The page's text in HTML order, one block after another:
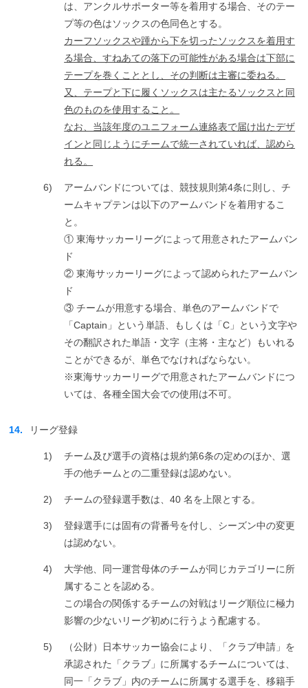
は、アンクルサポーター等を着用する場合、そのテー
プ等の色はソックスの色同色とする。
カーフソックスや踵から下を切ったソックスを着用す
る場合、すねあての落下の可能性がある場合は下部に
テープを巻くこととし、その判断は主審に委ねる。
又、テープと下に履くソックスは主たるソックスと同
色のものを使用すること。
なお、当該年度のユニフォーム連絡表で届け出たデザ
インと同じようにチームで統一されていれば、認めら
れる。
6)
アームバンドについては、競技規則第4条に則し、チ
ームキャプテンは以下のアームバンドを着用するこ
と。
① 東海サッカーリーグによって用意されたアームバン
ド
② 東海サッカーリーグによって認められたアームバン
ド
③ チームが用意する場合、単色のアームバンドで
「Captain」という単語、もしくは「C」という文字や
その翻訳された単語・文字（主将・主など）もいれる
ことができるが、単色でなければならない。
※東海サッカーリーグで用意されたアームバンドにつ
いては、各種全国大会での使用は不可。
14. リーグ登録
1)
チーム及び選手の資格は規約第6条の定めのほか、選
手の他チームとの二重登録は認めない。
2) チームの登録選手数は、40 名を上限とする。
3)
登録選手には固有の背番号を付し、シーズン中の変更
は認めない。
4)
大学他、同一運営母体のチームが同じカテゴリーに所
属することを認める。
この場合の関係するチームの対戦はリーグ順位に極力
影響の少ないリーグ初めに行うよう配慮する。
5)
（公財）日本サッカー協会により、「クラブ申請」を
承認された「クラブ」に所属するチームについては、
同一「クラブ」内のチームに所属する選手を、移籍手